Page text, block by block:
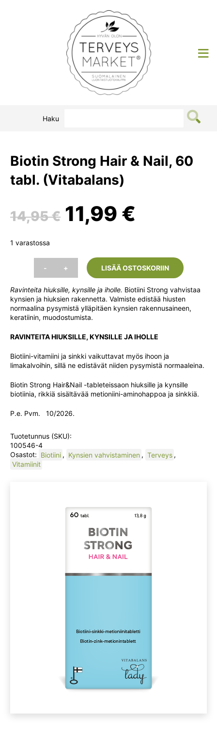
Terveysmarket
Haku
Biotin Strong Hair & Nail, 60
tabl. (Vitabalans)
14,95€ Alkuperäinen
oli:
14,95 €.
11,99 €
on:
11,99 €.
1 varastossa
-
Biotin
Strong
Hair
&
Nail,
60
(Vitabalans)
+ LISÄÄ OSTOSKORIIN
Ravinteita hiuksille, kynsille ja iholle. Biotiini Strong vahvistaa
kynsien ja hiuksien rakennetta. Valmiste edistää hiusten
normaalina pysymistä ylläpitäen kynsien rakennusaineen,
keratiinin, muodostumista.
RAVINTEITA HIUKSILLE, KYNSILLE JA IHOLLE
Biotiini-vitamiini ja sinkki vaikuttavat myös ihoon ja
limakalvoihin, sillä ne edistävät niiden pysymistä normaaleina.
Biotin Strong Hair&Nail -tableteissaon hiuksille ja kynsille
biotiinia, rikkiä sisältävää metioniini-aminohappoa ja sinkkiä.
P.e. Pvm. 10/2026.
Tuotetunnus (SKU):
100546-4
Osastot: Biotiini , Kynsien vahvistaminen , Terveys ,
Vitamiinit